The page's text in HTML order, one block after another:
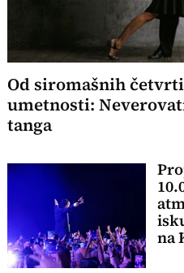
Od siromašnih
umetnosti:
tanga
na